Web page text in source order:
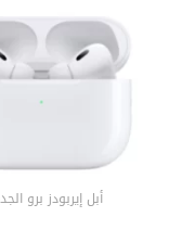
أبل إيربودز برو